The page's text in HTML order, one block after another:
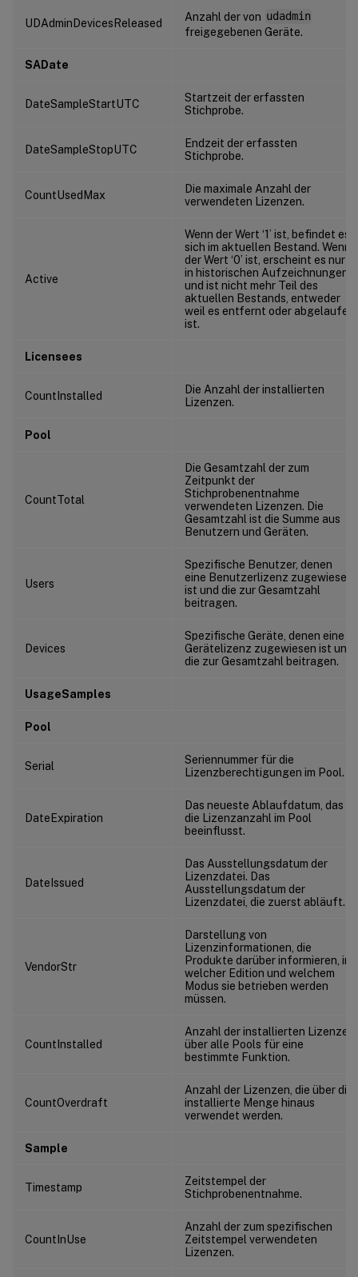
UDAdminDevicesReleased Anzahl der von udadmin
freigegebenen Geräte.
SADate
DateSampleStartUTC
Startzeit der erfassten
Stichprobe.
DateSampleStopUTC
Endzeit der erfassten
Stichprobe.
CountUsedMax
Die maximale Anzahl der
verwendeten Lizenzen.
Active
Wenn der Wert ‘1’ ist, befindet es
sich im aktuellen Bestand. Wenn
der Wert ‘0’ ist, erscheint es nur
in historischen Aufzeichnungen
und ist nicht mehr Teil des
aktuellen Bestands, entweder
weil es entfernt oder abgelaufen
ist.
Licensees
CountInstalled
Die Anzahl der installierten
Lizenzen.
Pool
CountTotal
Die Gesamtzahl der zum
Zeitpunkt der
Stichprobenentnahme
verwendeten Lizenzen. Die
Gesamtzahl ist die Summe aus
Benutzern und Geräten.
Users
Spezifische Benutzer, denen
eine Benutzerlizenz zugewiesen
ist und die zur Gesamtzahl
beitragen.
Devices
Spezifische Geräte, denen eine
Gerätelizenz zugewiesen ist und
die zur Gesamtzahl beitragen.
UsageSamples
Pool
Serial
Seriennummer für die
Lizenzberechtigungen im Pool.
DateExpiration
Das neueste Ablaufdatum, das
die Lizenzanzahl im Pool
beeinflusst.
DateIssued
Das Ausstellungsdatum der
Lizenzdatei. Das
Ausstellungsdatum der
Lizenzdatei, die zuerst abläuft.
VendorStr
Darstellung von
Lizenzinformationen, die
Produkte darüber informieren, in
welcher Edition und welchem
Modus sie betrieben werden
müssen.
CountInstalled
Anzahl der installierten Lizenzen
über alle Pools für eine
bestimmte Funktion.
CountOverdraft
Anzahl der Lizenzen, die über die
installierte Menge hinaus
verwendet werden.
Sample
Timestamp
Zeitstempel der
Stichprobenentnahme.
CountInUse
Anzahl der zum spezifischen
Zeitstempel verwendeten
Lizenzen.